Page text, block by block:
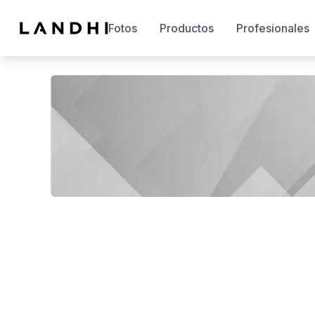
Fotos Productos Profesionales